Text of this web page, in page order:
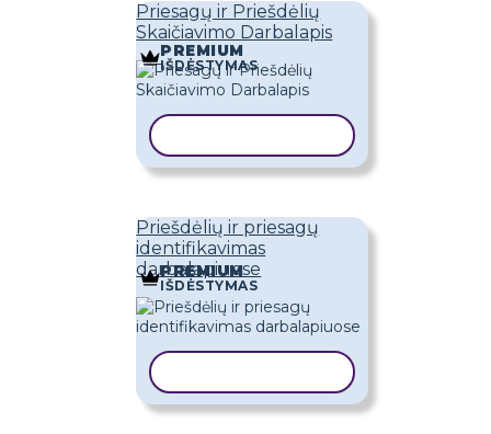
Priesagų ir Priešdėlių
Skaičiavimo Darbalapis
PREMIUM
IŠDĖSTYMAS
Priešdėlių ir priesagų
identifikavimas
darbalapiuose
PREMIUM
IŠDĖSTYMAS